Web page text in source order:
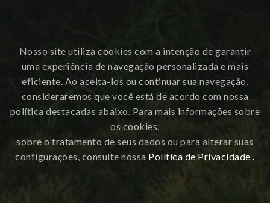
Nosso site utiliza cookies com a intenção de garantir
uma experiência de navegação personalizada e mais
eficiente. Ao aceita-los ou continuar sua navegação,
consideraremos que você está de acordo com nossa
política destacadas abaixo. Para mais informações sobre
os cookies,
sobre o tratamento de seus dados ou para alterar suas
configurações, consulte nossa Política de Privacidade .